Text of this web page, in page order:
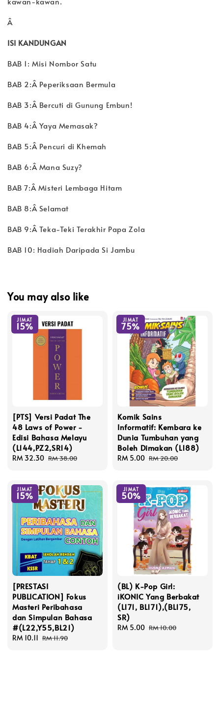
Â
ISI KANDUNGAN
BAB 1: Misi Nombor Satu
BAB 2:Â Peperiksaan Bermula
BAB 3:Â Bercuti di Gunung Embun!
BAB 4:Â Yaya Memasak?
BAB 5:Â Pencuri di Khemah
BAB 6:Â Mana Suzy?
BAB 7:Â Misteri Lembaga Hitam
BAB 8:Â Selamat
BAB 9:Â Teka-Teki Terakhir Papa Zola
BAB 10: Hadiah Daripada Si Jambu
You may also like
JIMAT
15%
[PTS] Versi Padat The
48 Laws of Power -
Edisi Bahasa Melayu
(L144,PZ2,SR14)
Sale
RM 32.30 Regular
RM 38.00
JIMAT
75%
Komik Sains
Informatif: Kembara ke
Dunia Tumbuhan yang
Boleh Dimakan (L188)
Sale
RM 5.00 Regular
RM 20.00
JIMAT
15%
[PRESTASI
PUBLICATION] Fokus
Masteri Peribahasa
dan Simpulan Bahasa
#(L22,Y55,BL21)
Sale
RM 10.11 Regular
RM 11.90
JIMAT
50%
(BL) K-Pop Girl:
iKONIC Yang Berbakat
(L171, BL171),(BL175,
SR)
Sale
RM 5.00 Regular
RM 10.00